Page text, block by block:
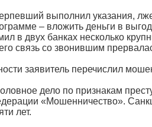
выполнил указания,
– вложить деньги в
в двух банках несколько
связь со звонившим
заявитель перечислил
дело по признакам
«Мошенничество».
лет.